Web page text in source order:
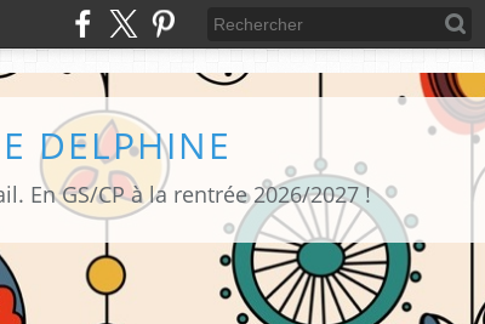
DELPHINE
En GS/CP à la rentrée 2026/2027 !